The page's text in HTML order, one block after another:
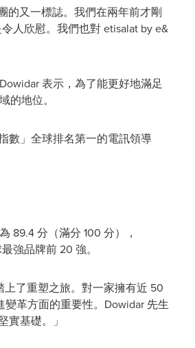
的又一標誌。我們在兩年前才剛
人欣慰。我們也對 etisalat by e&
表示，為了能更好地滿足
的地位。
數」全球排名第一的電訊領導
89.4 分（滿分 100 分），
強品牌前 20 強。
上了重塑之旅。對一家擁有近 50
革方面的重要性。Dowidar 先生
基礎。」